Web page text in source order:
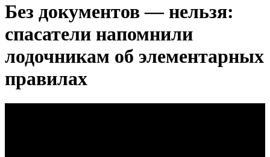
Без документов — нельзя:
спасатели напомнили
лодочникам об элементарных
правилах